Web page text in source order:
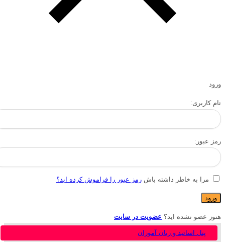
ورود
نام کاربری:
رمز عبور:
مرا به خاطر داشته باش رمز عبور را فراموش کرده اید؟
هنوز عضو نشده اید؟ عضویت در سایت
پنل اساتید و زبان آموزان